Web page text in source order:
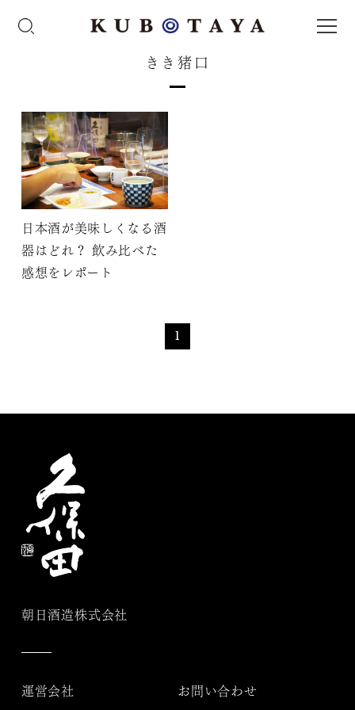
きき猪口
日本酒が美味しくなる酒
器はどれ？ 飲み比べた
感想をレポート
1
朝日酒造株式会社
運営会社 お問い合わせ